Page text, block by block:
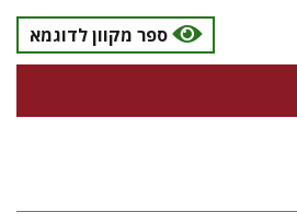
ספר מקוון לדוגמא